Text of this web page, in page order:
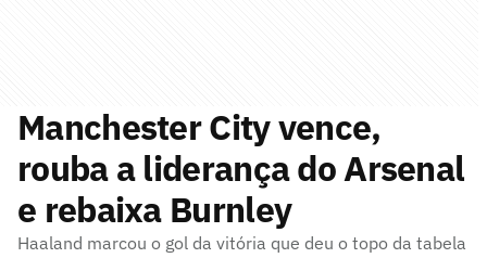
Manchester City vence,
rouba a liderança do Arsenal
e rebaixa Burnley
Haaland marcou o gol da vitória que deu o topo da tabela